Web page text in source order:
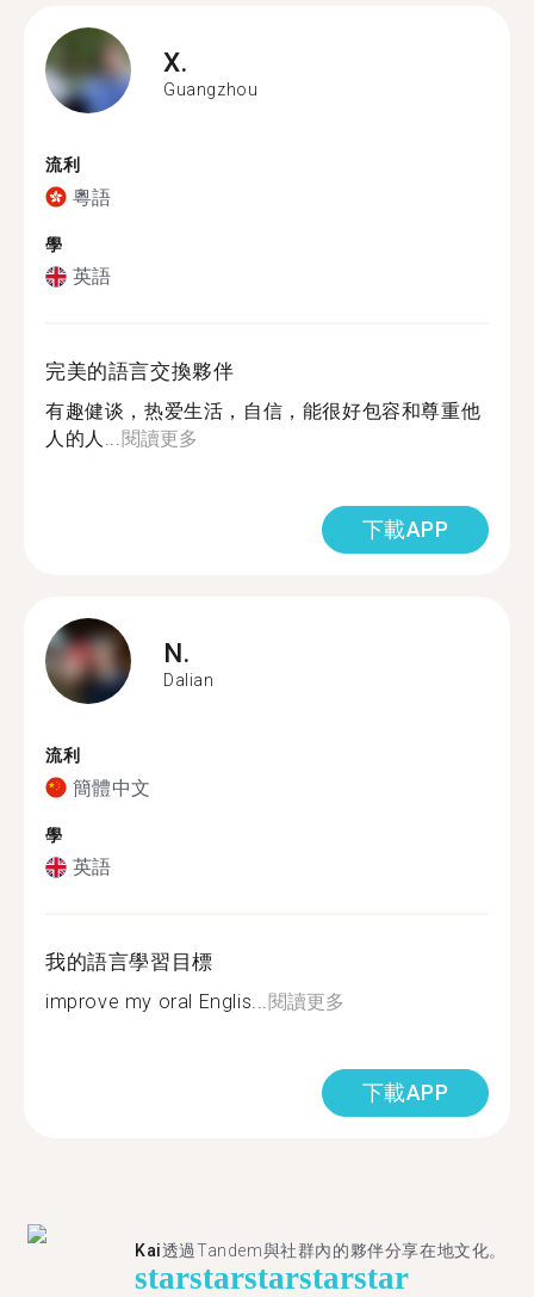
X.
Guangzhou
流利
粵語
學
英語
完美的語言交換夥伴
有趣健谈，热爱生活，自信，能很好包容和尊重他
人的人...閱讀更多
下載APP
N.
Dalian
流利
簡體中文
學
英語
我的語言學習目標
improve my oral Englis...閱讀更多
下載APP
Kai透過Tandem與社群內的夥伴分享在地文化。
starstarstarstarstar